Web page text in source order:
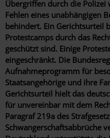
Übergriffen durch die
Fehlen eines unabhängigen
behindert. Ein Gerichtsurteil
Protestcamps durch das
geschützt sind. Einige
eingeschränkt. Die
Aufnahmeprogramm für
Staatsangehörige und ihre
Gerichtsurteil hielt das
für unvereinbar mit dem
Paragraf 219a des
Schwangerschaftsabbrüche